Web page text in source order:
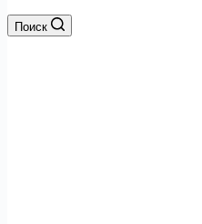
Поиск